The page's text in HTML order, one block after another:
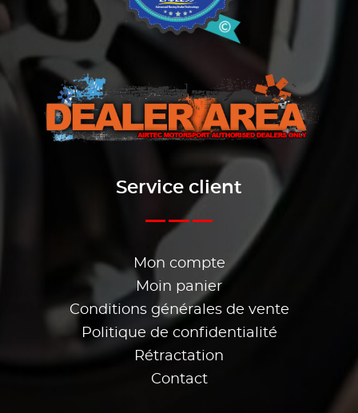
Service client
Mon compte
Moin panier
Conditions générales de vente
Politique de confidentialité
Rétractation
Contact